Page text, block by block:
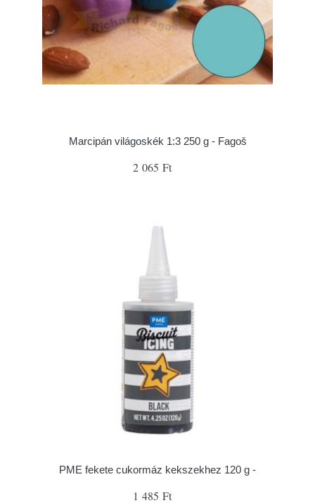
Marcipán világoskék 1:3 250 g - Fagoš
2 065 Ft
PME fekete cukormáz kekszekhez 120 g -
1 485 Ft